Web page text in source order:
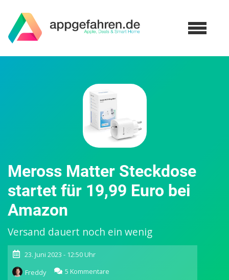
Meross Matter Steckdose
startet für 19,99 Euro bei
Amazon
Versand dauert noch ein wenig
23. Juni 2023 - 12:50 Uhr
Freddy
5 Kommentare